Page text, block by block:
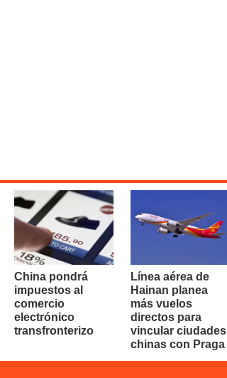
China pondrá
impuestos al
comercio
electrónico
transfronterizo
Línea aérea de
Hainan planea
más vuelos
directos para
vincular ciudades
chinas con Praga